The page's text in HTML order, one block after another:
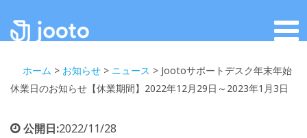
ホーム > お知らせ > ニュース > Jootoサポートデスク年末年始
休業日のお知らせ【休業期間】2022年12月29日～2023年1月3日
公開日:2022/11/28